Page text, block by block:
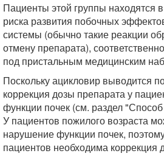
Пациенты этой группы находятся
риска развития побочных
системы (обычно такие реакции
отмену препарата),
под пристальным медицинским
Поскольку ацикловир выводится
коррекция дозы препарата у
функции почек (см. раздел
У пациентов пожилого возраста
нарушение функции почек,
пациентов необходима коррекция